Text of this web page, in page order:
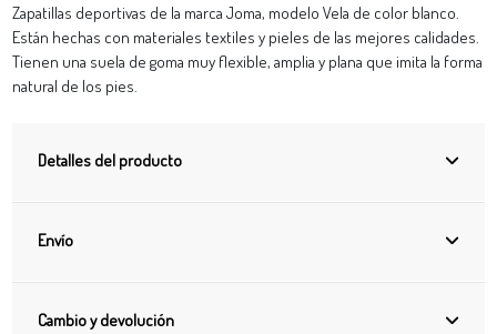
Zapatillas deportivas de la marca Joma, modelo Vela de color blanco.
Están hechas con materiales textiles y pieles de las mejores calidades.
Tienen una suela de goma muy flexible, amplia y plana que imita la forma
natural de los pies.
Detalles del producto
Envío
Cambio y devolución